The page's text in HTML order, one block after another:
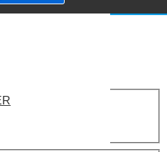
3 Series 318i